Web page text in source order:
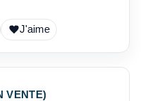
J'aime
VENTE)